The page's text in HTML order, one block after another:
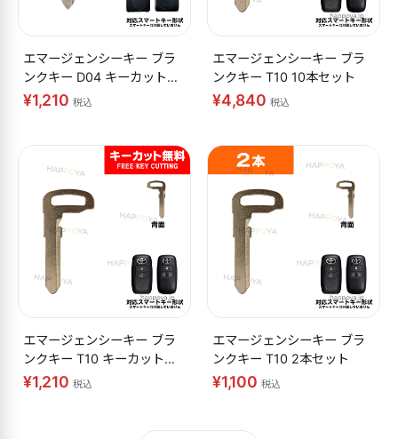
エマージェンシーキー ブラ
ンクキー D04 キーカット無
料
¥1,210 税込
エマージェンシーキー ブラ
ンクキー T10 10本セット
¥4,840 税込
エマージェンシーキー ブラ
ンクキー T10 キーカット無
料
¥1,210 税込
エマージェンシーキー ブラ
ンクキー T10 2本セット
¥1,100 税込